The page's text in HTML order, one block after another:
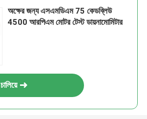
অক্ষের জন্য এসএমডিএম 75 কেডব্লিউ
4500 আরপিএম মোটর টেস্ট ডায়নামোমিটার
চালিয়ে